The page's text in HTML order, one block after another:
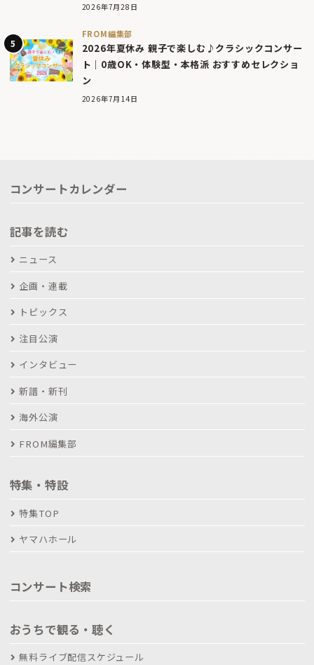
2026年7月28日
FROM編集部
2026年夏休み 親子で楽しむ♪クラシックコンサー
ト｜0歳OK・体験型・本格派 おすすめセレクショ
ン
2026年7月14日
コンサートカレンダー
記事を読む
ニュース
企画・連載
トピックス
注目公演
インタビュー
新譜・新刊
海外公演
FROM編集部
特集・特設
特集TOP
ヤマハホール
コンサート検索
おうちで観る・聴く
無料ライブ配信スケジュール